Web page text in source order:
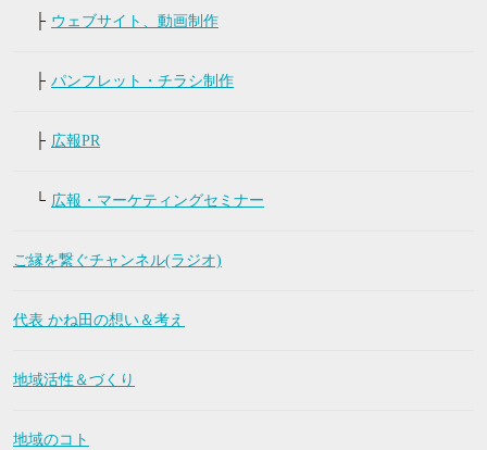
ウェブサイト、動画制作
パンフレット・チラシ制作
広報PR
広報・マーケティングセミナー
ご縁を繋ぐチャンネル(ラジオ)
代表 かね田の想い＆考え
地域活性＆づくり
地域のコト